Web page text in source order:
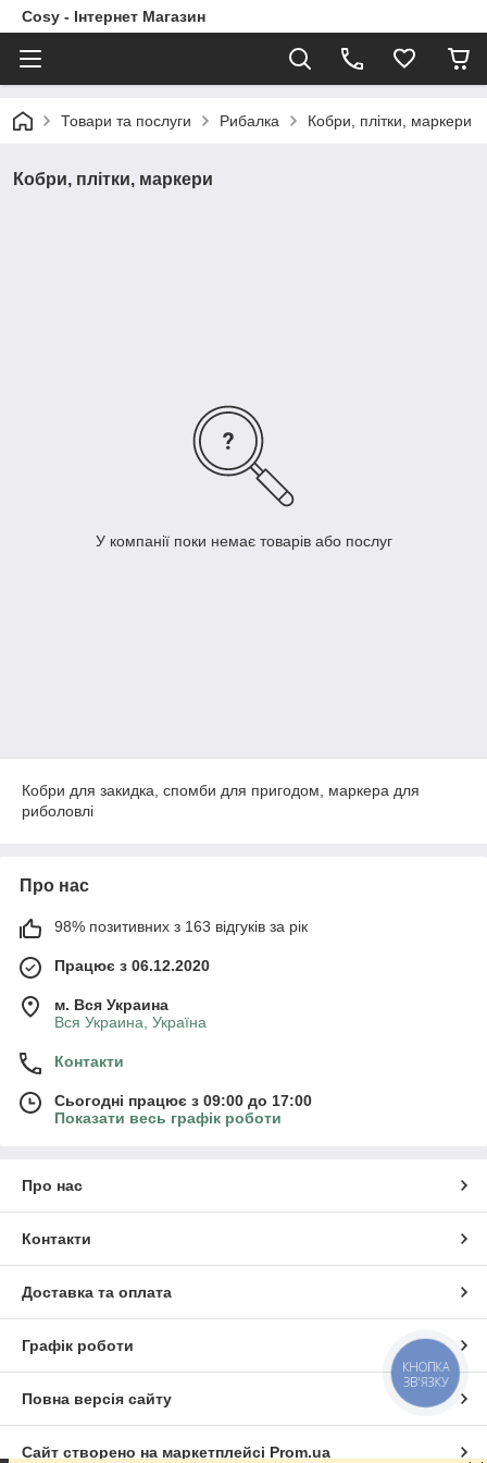
Cosy - Інтернет Магазин
Товари та послуги Рибалка Кобри, плітки, маркери
Кобри, плітки, маркери
У компанії поки немає товарів або послуг
Кобри для закидка, спомби для пригодом, маркера для
риболовлі
Про нас
98% позитивних з 163 відгуків за рік
Працює з 06.12.2020
м. Вся Украина
Вся Украина, Україна
Контакти
Сьогодні працює з 09:00 до 17:00
Показати весь графік роботи
Про нас
Контакти
Доставка та оплата
Графік роботи
Повна версія сайту
Сайт створено на маркетплейсі Prom.ua
КНОПКА
ЗВ'ЯЗКУ